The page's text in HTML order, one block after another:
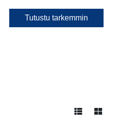
Tutustu tarkemmin